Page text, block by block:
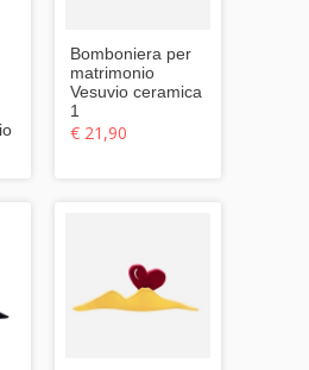
Bomboniera per
matrimonio
Vesuvio ceramica
1
€ 21,90